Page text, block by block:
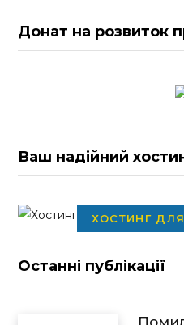
Донат на розвиток
Ваш надійний
ХОСТИНГ ДЛЯ
Останні публікації